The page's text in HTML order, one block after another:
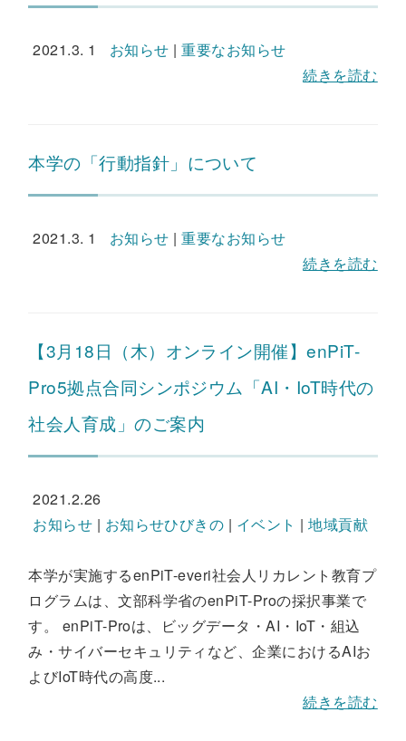
2021.3. 1 お知らせ |重要なお知らせ
続きを読む
本学の「行動指針」について
2021.3. 1 お知らせ |重要なお知らせ
続きを読む
【3月18日（木）オンライン開催】enPiT-
Pro5拠点合同シンポジウム「AI・IoT時代の
社会人育成」のご案内
2021.2.26
お知らせ | お知らせひびきの | イベント |地域貢献
本学が実施するenPiT-everi社会人リカレント教育プ
ログラムは、文部科学省のenPiT-Proの採択事業で
す。 enPiT-Proは、ビッグデータ・AI・IoT・組込
み・サイバーセキュリティなど、企業におけるAIお
よびIoT時代の高度...
続きを読む